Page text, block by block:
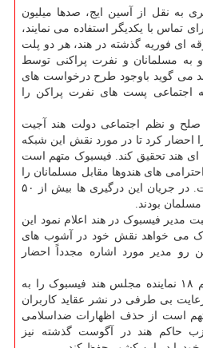
به نقل از آسین ایج، صدها میلیون
تماس با یکدیگر استفاده می نمایند،
ای فوریه گذشته در هند، هر دو پلت
به مسلمانان و نفرت پراکنی توسط
می گوید باوجود طرح درخواست های
اجتماعی پست های نفرت پراکن را
و نظم اجتماعی دولت هند آجیت
احضار کرد تا در مورد نقش این شبکه
هند تحقیق کند. فیسبوک متهم است
های هندوها مقابل مسلمانان را
در فیسبوک حذف نکرده است. در جریان این درگیری ها بیش از ۵۰
بودند.
مدیر فیسبوک در هند اعلام نمود این
می خواهد نقش خود در آشوب های
رو مدیر مورد اشاره مجدداً احضار
در اوایل ماه جاری میلادی هم ۱۸ نماینده مجلس هند فیسبوک را به
بی طرفی در نشر عقاید کاربران
است از حذف اظهارات ضداسلامی
حاکم هند در آگوست گذشته نیز